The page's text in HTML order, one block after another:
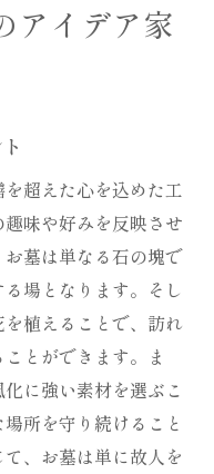
アイデア家
超えた心を込めた工
味や好みを反映させ
墓は単なる石の塊で
場となります。そし
植えることで、訪れ
とができます。ま
に強い素材を選ぶこ
所を守り続けること
、お墓は単に故人を